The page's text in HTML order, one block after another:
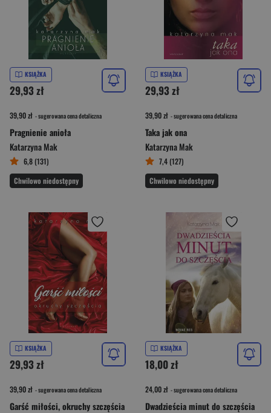
KSIĄŻKA
29,93 zł
39,90 zł - sugerowana cena detaliczna
Pragnienie anioła
Katarzyna Mak
6,8 (131)
Chwilowo niedostępny
KSIĄŻKA
29,93 zł
39,90 zł - sugerowana cena detaliczna
Taka jak ona
Katarzyna Mak
7,4 (127)
Chwilowo niedostępny
KSIĄŻKA
29,93 zł
39,90 zł - sugerowana cena detaliczna
Garść miłości, okruchy szczęścia
KSIĄŻKA
18,00 zł
24,00 zł - sugerowana cena detaliczna
Dwadzieścia minut do szczęścia